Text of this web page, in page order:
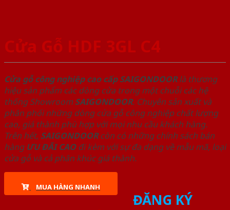
Cửa Gỗ HDF 3GL C4
Cửa gỗ công nghiệp cao cấp SAIGONDOORlà thương
hiệu sản phẩm các dòng cửa trong một chuỗi các hệ
thống Showroom SAIGONDOOR. Chuyên sản xuất và
phân phối những dòng cửa gỗ công nghiệp chất lượng
cao, giá thành phù hợp với mọi nhu cầu khách hàng.
Trên hết, SAIGONDOORcòn có những chính sách bán
hàng ƯU ĐÃI CAOđi kèm với sự đa dạng về mẫu mã, loại
cửa gỗ và cả phân khúc giá thành.
MUA HÀNG NHANH
ĐĂNG KÝ